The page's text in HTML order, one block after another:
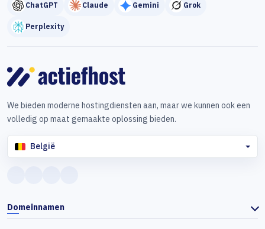
ChatGPT Claude Gemini Grok
Perplexity
We bieden moderne hostingdiensten aan, maar we kunnen ook een
volledig op maat gemaakte oplossing bieden.
België
Domeinnamen